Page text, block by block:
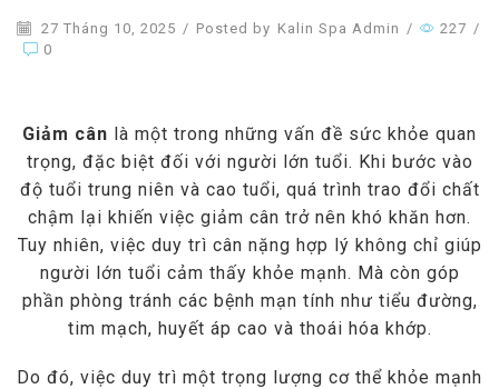
27 Tháng 10, 2025 / Posted by Kalin Spa Admin / 227 /
0
Giảm cân là một trong những vấn đề sức khỏe quan
trọng, đặc biệt đối với người lớn tuổi. Khi bước vào
độ tuổi trung niên và cao tuổi, quá trình trao đổi chất
chậm lại khiến việc giảm cân trở nên khó khăn hơn.
Tuy nhiên, việc duy trì cân nặng hợp lý không chỉ giúp
người lớn tuổi cảm thấy khỏe mạnh. Mà còn góp
phần phòng tránh các bệnh mạn tính như tiểu đường,
tim mạch, huyết áp cao và thoái hóa khớp.
Do đó, việc duy trì một trọng lượng cơ thể khỏe mạnh